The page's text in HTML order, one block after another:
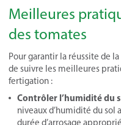
Meilleures
des tomates
Pour garantir la réussite de
de suivre les meilleures
fertigation :
Contrôler l’humidité du
niveaux d’humidité du sol
durée d’arrosage